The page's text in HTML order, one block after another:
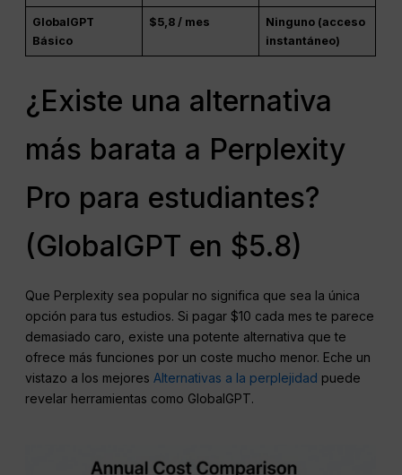
GlobalGPT
Básico
$5,8 / mes
Ninguno (acceso
instantáneo)
¿Existe una alternativa
más barata a Perplexity
Pro para estudiantes?
(GlobalGPT en $5.8)
Que Perplexity sea popular no significa que sea la única
opción para tus estudios. Si pagar $10 cada mes te parece
demasiado caro, existe una potente alternativa que te
ofrece más funciones por un coste mucho menor. Eche un
vistazo a los mejoresAlternativas a la perplejidad puede
revelar herramientas como GlobalGPT.